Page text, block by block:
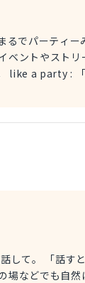
ントやストリ
like a party :
い楽しい・盛
ティーみた
ワクワクし
う意味で、
場などでも自